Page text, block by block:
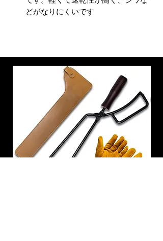
どがなりにくいです